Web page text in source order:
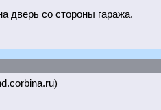
дверь со стороны гаража.